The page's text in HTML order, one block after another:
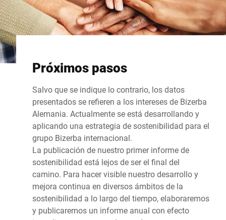
Próximos pasos
Salvo que se indique lo contrario, los datos
presentados se refieren a los intereses de Bizerba
Alemania. Actualmente se está desarrollando y
aplicando una estrategia de sostenibilidad para el
grupo Bizerba internacional.
La publicación de nuestro primer informe de
sostenibilidad está lejos de ser el final del
camino. Para hacer visible nuestro desarrollo y
mejora continua en diversos ámbitos de la
sostenibilidad a lo largo del tiempo, elaboraremos
y publicaremos un informe anual con efecto